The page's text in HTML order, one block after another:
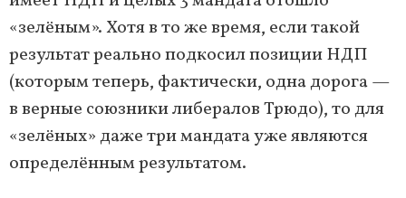
«зелёным». Хотя в то же время, если такой
результат реально подкосил позиции НДП
(которым теперь, фактически, одна дорога —
в верные союзники либералов Трюдо), то для
«зелёных» даже три мандата уже являются
определённым результатом.